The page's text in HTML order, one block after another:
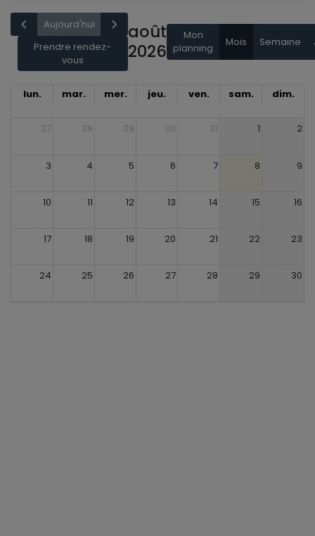
Aujourd'hui
Prendre rendez-
vous
août
2026
Mon
planning
Mois Semaine
lun. mar. mer. jeu. ven. sam. dim.
27 28 29 30 31 1 2
3 4 5 6 7 8 9
10 11 12 13 14 15 16
17 18 19 20 21 22 23
24 25 26 27 28 29 30